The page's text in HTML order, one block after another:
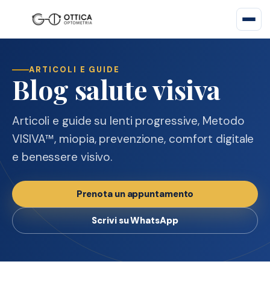
ARTICOLI E GUIDE
Blog salute visiva
Articoli e guide su lenti progressive, Metodo
VISIVA™, miopia, prevenzione, comfort digitale
e benessere visivo.
Prenota un appuntamento
Scrivi su WhatsApp